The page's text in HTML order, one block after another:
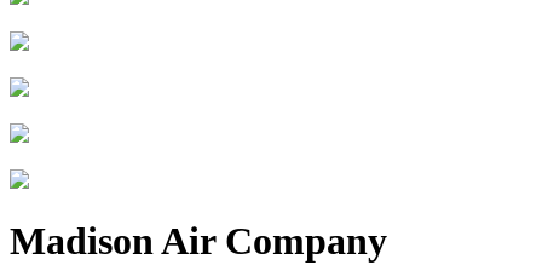
Madison Air Company